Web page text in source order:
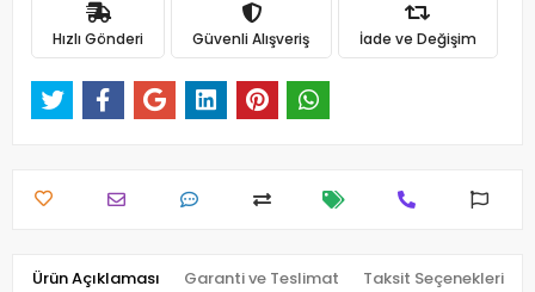
Hızlı Gönderi Güvenli Alışveriş İade ve Değişim
Ürün Açıklaması Garanti ve Teslimat Taksit Seçenekleri